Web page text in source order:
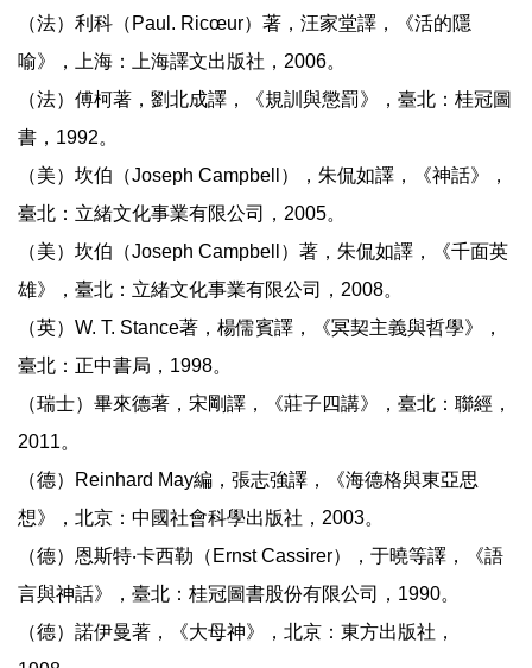
（法）利科（Paul. Ricœur）著，汪家堂譯，《活的隱
喻》，上海：上海譯文出版社，2006。
（法）傅柯著，劉北成譯，《規訓與懲罰》，臺北：桂冠圖
書，1992。
（美）坎伯（Joseph Campbell），朱侃如譯，《神話》，
臺北：立緒文化事業有限公司，2005。
（美）坎伯（Joseph Campbell）著，朱侃如譯，《千面英
雄》，臺北：立緒文化事業有限公司，2008。
（英）W. T. Stance著，楊儒賓譯，《冥契主義與哲學》，
臺北：正中書局，1998。
（瑞士）畢來德著，宋剛譯，《莊子四講》，臺北：聯經，
2011。
（德）Reinhard May編，張志強譯，《海德格與東亞思
想》，北京：中國社會科學出版社，2003。
（德）恩斯特‧卡西勒（Ernst Cassirer），于曉等譯，《語
言與神話》，臺北：桂冠圖書股份有限公司，1990。
（德）諾伊曼著，《大母神》，北京：東方出版社，